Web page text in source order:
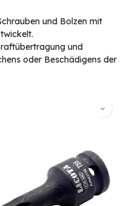
und Bolzen mit
und
oder Beschädigens der